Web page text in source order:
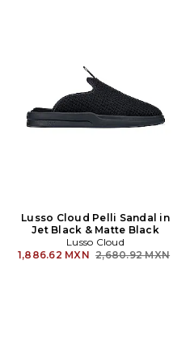
Lusso Cloud Pelli Sandal in
Jet Black & Matte Black
Lusso Cloud
1,886.62 MXN Precio anterior:
2,680.92 MXN